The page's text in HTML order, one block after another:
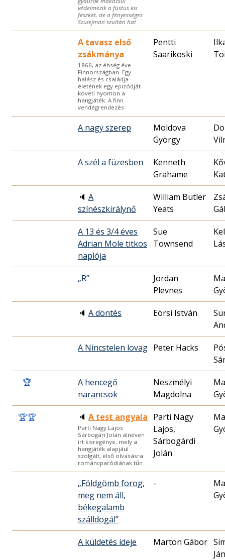
védelmezik a füstüs kis
fészket, de a fényességes
Szulejmán szultán hat
A tavasz első
zsákmánya
1866, az éhség éve
Finnországban. Egy
halász és családja
életének egy epizódját
követi nyomon a
hangjáték. A finn
vendégrendezés
Pentti
Saarikoski
A nagy szerep
Moldova
György
A szél a füzesben
Kenneth
Grahame
🔈 A
színészkirálynő
William Butler
Yeats
A 13 és 3/4 éves
Adrian Mole titkos
naplója
Sue
Townsend
„R”
Jordan
Plevnes
🔈 A döntés Eörsi István
A Nincstelen lovag Peter Hacks
🏆
A hencegő
narancsok
Neszmélyi
Magdolna
🏆🏆 🔈 A test angyala
Parti Nagy Lajos
Sárbogári Jolán álnéven
írt kisregénye, mely a
hangjáték alapjául
szolgált, első olvasásra
románcparódiának tűn
Parti Nagy
Lajos,
Sárbogárdi
Jolán
„Földgömb forog,
meg nem áll,
békegalamb
szálldogál”
-
A küldetés ideje Marton Gábor